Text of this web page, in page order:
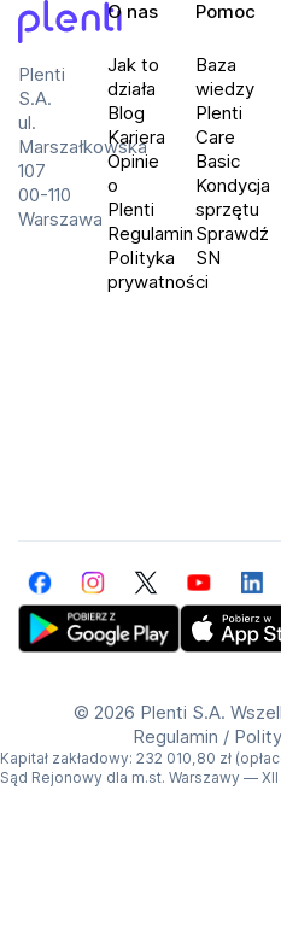
Plenti
S.A.
ul.
Marszałkowska
107
00-110
Warszawa
O nas
Jak to
działa
Blog
Kariera
Opinie
o
Plenti
Regulamin
Polityka
prywatności
Pomoc
Baza
wiedzy
Plenti
Care
Basic
Kondycja
sprzętu
Sprawdź
SN
FacebookInstagramTwitterYouTube
© 2026 Plenti S.A.
Regulamin /
Kapitał zakładowy: 232 010,80 zł
Sąd Rejonowy dla m.st. Warszawy — XII